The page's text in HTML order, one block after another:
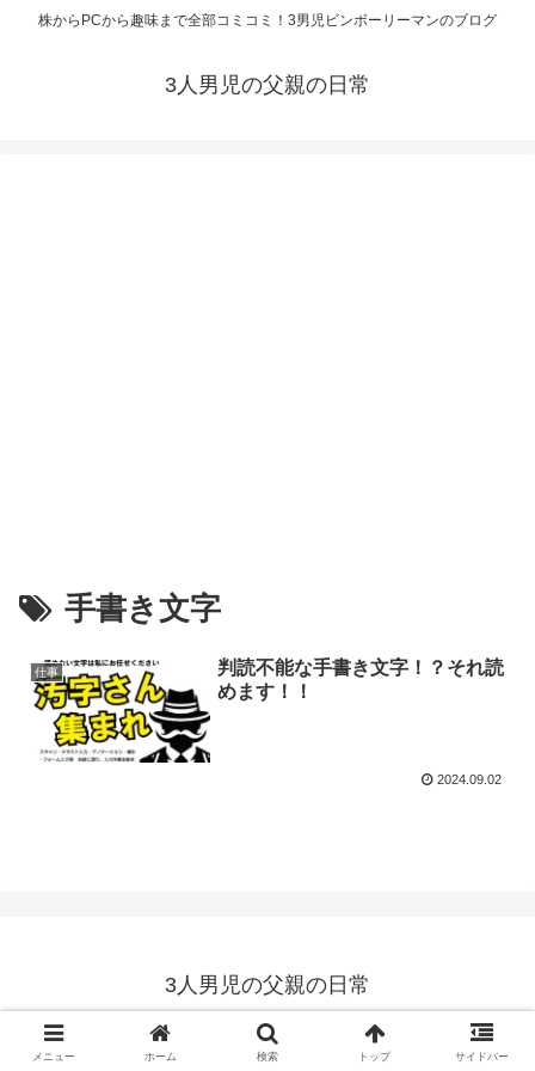
株からPCから趣味まで全部コミコミ！3男児ビンボーリーマンのブログ
3人男児の父親の日常
手書き文字
仕事
判読不能な手書き文字！？それ読
めます！！
2024.09.02
3人男児の父親の日常
© 2018 3人男児の父親の日常.
メニュー ホーム 検索 トップ サイドバー